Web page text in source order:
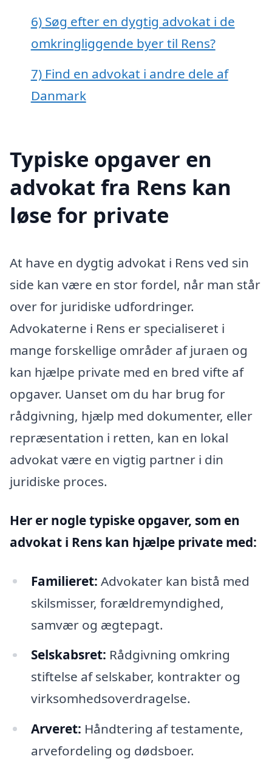
6) Søg efter en dygtig advokat i de
omkringliggende byer til Rens?
7) Find en advokat i andre dele af
Danmark
Typiske opgaver en
advokat fra Rens kan
løse for private
At have en dygtig advokat i Rens ved sin
side kan være en stor fordel, når man står
over for juridiske udfordringer.
Advokaterne i Rens er specialiseret i
mange forskellige områder af juraen og
kan hjælpe private med en bred vifte af
opgaver. Uanset om du har brug for
rådgivning, hjælp med dokumenter, eller
repræsentation i retten, kan en lokal
advokat være en vigtig partner i din
juridiske proces.
Her er nogle typiske opgaver, som en
advokat i Rens kan hjælpe private med:
Familieret: Advokater kan bistå med
skilsmisser, forældremyndighed,
samvær og ægtepagt.
Selskabsret: Rådgivning omkring
stiftelse af selskaber, kontrakter og
virksomhedsoverdragelse.
Arveret: Håndtering af testamente,
arvefordeling og dødsboer.